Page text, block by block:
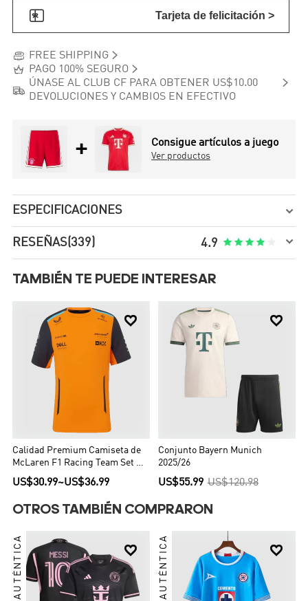
 Tarjeta de felicitación >
 FREE SHIPPING

PAGO 100% SEGURO

ÚNASE AL CLUB CF PARA OBTENER US$10.00
DEVOLUCIONES Y CAMBIOS EN EFECTIVO

+ Consigue artículos a juego
Ver productos
ESPECIFICACIONES 
RESEÑAS(339) 4.9     
TAMBIÉN TE PUEDE INTERESAR

Calidad Premium Camiseta de
McLaren F1 Racing Team Set Up
T-Shirt Orange Hombre Naranja
US$30.99~US$36.99

Conjunto Bayern Munich
2025/26
US$55.99 US$120.98
OTROS TAMBIÉN COMPRARON

AUTÉNTICA 
AUTÉNTICA